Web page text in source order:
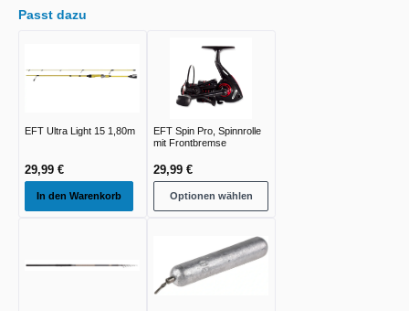
Passt dazu
EFT Ultra Light 15 1,80m
29,99 €
In den Warenkorb
EFT Spin Pro, Spinnrolle
mit Frontbremse
29,99 €
Optionen wählen